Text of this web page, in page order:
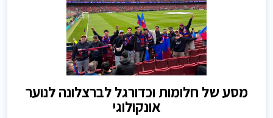
מסע של חלומות וכדורגל לברצלונה לנוער
אונקולוגי